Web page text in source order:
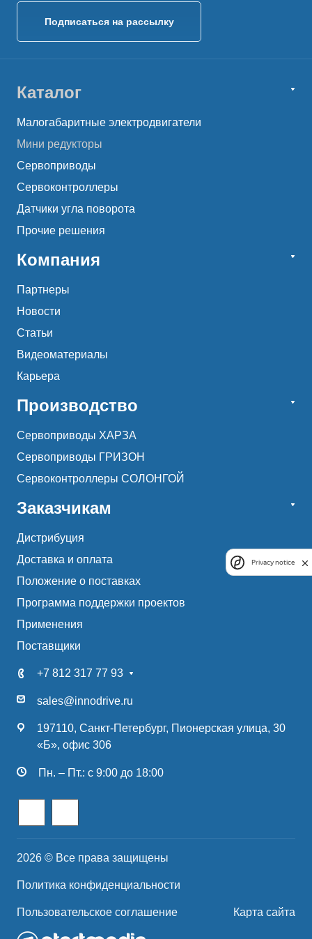
Подписаться на рассылку
Каталог
Малогабаритные электродвигатели
Мини редукторы
Сервоприводы
Сервоконтроллеры
Датчики угла поворота
Прочие решения
Компания
Партнеры
Новости
Статьи
Видеоматериалы
Карьера
Производство
Сервоприводы ХАРЗА
Сервоприводы ГРИЗОН
Сервоконтроллеры СОЛОНГОЙ
Заказчикам
Дистрибуция
Доставка и оплата
Положение о поставках
Программа поддержки проектов
Применения
Поставщики
+7 812 317 77 93
sales@innodrive.ru
197110, Санкт-Петербург, Пионерская улица, 30
«Б», офис 306
Пн. – Пт.: с 9:00 до 18:00
2026 © Все права защищены
Политика конфиденциальности
Пользовательское соглашение Карта сайта
Privacy notice